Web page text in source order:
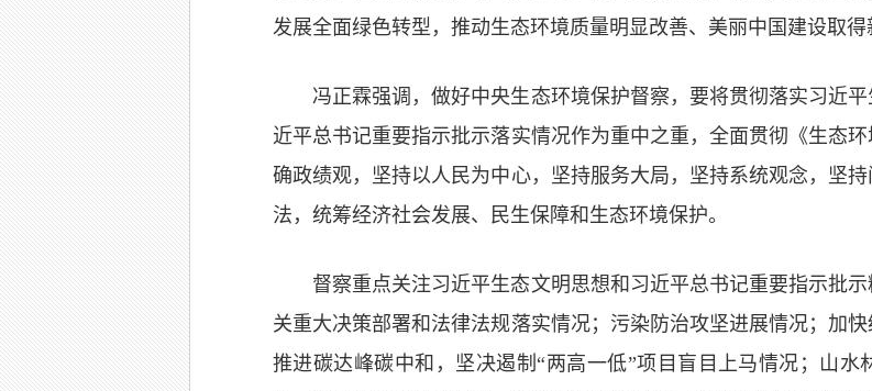
发展全面绿色转型，推动生态环境质量明显改善、美丽中国建设取得
冯正霖强调，做好中央生态环境保护督察，要将贯彻落实习近
近平总书记重要指示批示落实情况作为重中之重，全面贯彻《生态
确政绩观，坚持以人民为中心，坚持服务大局，坚持系统观念，坚
法，统筹经济社会发展、民生保障和生态环境保护。
督察重点关注习近平生态文明思想和习近平总书记重要指示批
关重大决策部署和法律法规落实情况；污染防治攻坚进展情况；加
推进碳达峰碳中和，坚决遏制“两高一低”项目盲目上马情况；山